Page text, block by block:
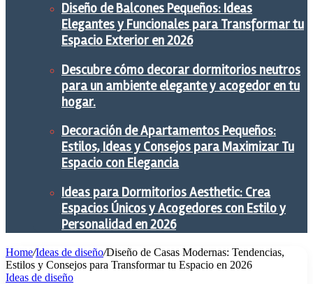
Diseño de Balcones Pequeños: Ideas
Elegantes y Funcionales para Transformar tu
Espacio Exterior en 2026
Descubre cómo decorar dormitorios neutros
para un ambiente elegante y acogedor en tu
hogar.
Decoración de Apartamentos Pequeños:
Estilos, Ideas y Consejos para Maximizar Tu
Espacio con Elegancia
Ideas para Dormitorios Aesthetic: Crea
Espacios Únicos y Acogedores con Estilo y
Personalidad en 2026
Home/Ideas de diseño/Diseño de Casas Modernas: Tendencias,
Estilos y Consejos para Transformar tu Espacio en 2026
Ideas de diseño